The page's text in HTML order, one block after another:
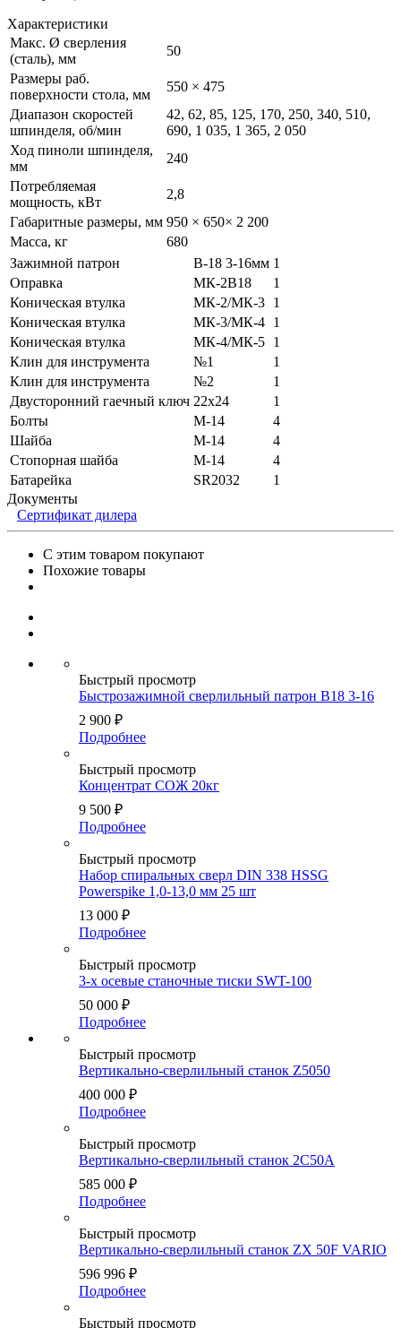
Характеристики
Макс. Ø сверления
(сталь), мм
50
Размеры раб.
поверхности стола, мм
550 × 475
Диапазон скоростей
шпинделя, об/мин
42, 62, 85, 125, 170, 250, 340, 510,
690, 1 035, 1 365, 2 050
Ход пиноли шпинделя,
мм
240
Потребляемая
мощность, кВт
2,8
Габаритные размеры, мм 950 × 650× 2 200
Масса, кг
680
Зажимной патрон
В-18 3-16мм 1
Оправка
МК-2В18
1
Коническая втулка
МК-2/МК-3 1
Коническая втулка
МК-3/МК-4 1
Коническая втулка
МК-4/МК-5 1
Клин для инструмента
№1
1
Клин для инструмента
№2
1
Двусторонний гаечный ключ 22х24
1
Болты
М-14
4
Шайба
М-14
4
Стопорная шайба
М-14
4
Батарейка
SR2032
1
Документы
Сертификат дилера
С этим товаром покупают
Похожие товары
Быстрый просмотр
Быстрозажимной сверлильный патрон B18 3-16
2 900 ₽
Подробнее
Быстрый просмотр
Концентрат СОЖ 20кг
9 500 ₽
Подробнее
Быстрый просмотр
Набор спиральных сверл DIN 338 HSSG
Powerspike 1,0-13,0 мм 25 шт
13 000 ₽
Подробнее
Быстрый просмотр
3-х осевые станочные тиски SWT-100
50 000 ₽
Подробнее
Быстрый просмотр
Вертикально-сверлильный станок Z5050
400 000 ₽
Подробнее
Быстрый просмотр
Вертикально-сверлильный станок 2С50А
585 000 ₽
Подробнее
Быстрый просмотр
Вертикально-сверлильный станок ZX 50F VARIO
596 996 ₽
Подробнее
Быстрый просмотр